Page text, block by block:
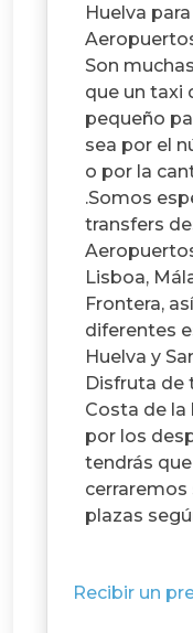
Huelva
Son
que un taxi
pequeño
sea por el
o por la
.Somos
transfers
Lisboa,
Frontera,
diferentes
Huelva y
Disfruta de
Costa de la
por los
tendrás
cerraremos
plazas
Recibir un